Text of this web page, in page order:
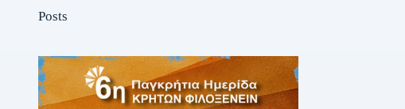
Posts